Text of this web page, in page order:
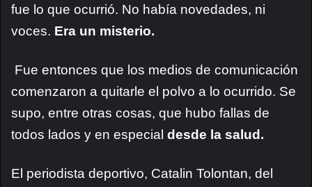
fue lo que ocurrió. No había novedades, ni
voces. Era un misterio.
Fue entonces que los medios de comunicación
comenzaron a quitarle el polvo a lo ocurrido. Se
supo, entre otras cosas, que hubo fallas de
todos lados y en especial desde la salud.
El periodista deportivo, Catalin Tolontan, del